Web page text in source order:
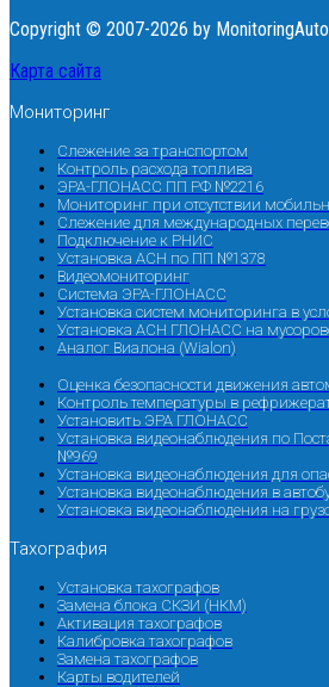
Copyright © 2007-2026 by
Карта сайта
Мониторинг
Слежение за транспортом
Контроль расхода топлива
ЭРА-ГЛОНАСС ПП РФ №2216
Мониторинг при отсутствии
Слежение для международных
Подключение к РНИС
Установка АСН по ПП №1378
Видеомониторинг
Система ЭРА-ГЛОНАСС
Установка систем мониторинга в
Установка АСН ГЛОНАСС на
Аналог Виалона (Wialon)
Оценка безопасности движения
Контроль температуры в
Установить ЭРА ГЛОНАСС
Установка видеонаблюдения по
№969
Установка видеонаблюдения для
Установка видеонаблюдения в
Установка видеонаблюдения на
Тахография
Установка тахографов
Замена блока СКЗИ (НКМ)
Активация тахографов
Калибровка тахографов
Замена тахографов
Карты водителей